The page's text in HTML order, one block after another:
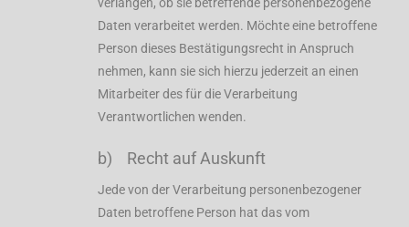
Daten verarbeitet werden. Möchte eine betroffene
Person dieses Bestätigungsrecht in Anspruch
nehmen, kann sie sich hierzu jederzeit an einen
Mitarbeiter des für die Verarbeitung
Verantwortlichen wenden.
b) Recht auf Auskunft
Jede von der Verarbeitung personenbezogener
Daten betroffene Person hat das vom